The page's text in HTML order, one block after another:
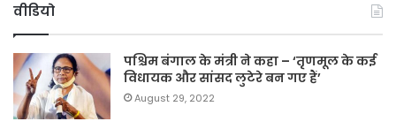
वीडियो
पश्चिम बंगाल के मंत्री ने कहा – ‘तृणमूल के कई
विधायक और सांसद लुटेरे बन गए हैं’
August 29, 2022